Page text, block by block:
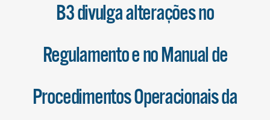
B3 divulga alterações no
Regulamento e no Manual de
Procedimentos Operacionais da